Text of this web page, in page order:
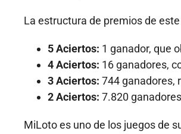
La estructura de premios de
5 Aciertos: 1 ganador, que
4 Aciertos: 16 ganadores,
3 Aciertos: 744 ganadores,
2 Aciertos: 7.820
MiLoto es uno de los juegos de